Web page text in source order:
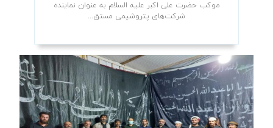
موکب حضرت علی اکبر علیه السلام به عنوان نماینده
شرکت‌های پتروشیمی مستق...